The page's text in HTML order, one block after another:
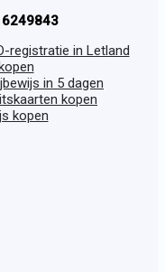
registratie in Letland
in 5 dagen
kopen
kopen